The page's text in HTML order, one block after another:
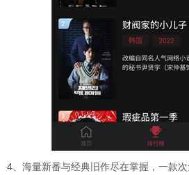
4、海量新番与经典旧作尽在掌握，一款